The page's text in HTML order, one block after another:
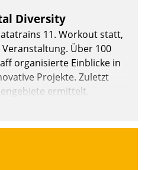
Diversity
11. Workout statt,
Über 100
organisierte Einblicke in
Projekte. Zuletzt
ermittelt.